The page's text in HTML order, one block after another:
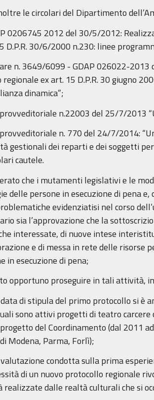
le circolari del Dipartimento
0206745 2012 del 30/5/2012:
D.P.R. 30/6/2000 n.230: linee
n. 3649/6099 - GDAP 026022-
regionale ex art. 15 D.P.R. 30 giugno
dinamica”;
n.22003 del 25/7/2013
n. 770 del 24/7/2014:
gestionali dei reparti e dei soggetti
cautele.
che i mutamenti legislativi e le
delle persone in esecuzione di pena
evidenziatisi nel corso
sia l’approvazione che la
interessate, di nuove intese
e di messa in rete delle risorse
in esecuzione di pena;
opportuno proseguire in tali attività,
di stipula del primo protocollo si è
sono attivi progetti di teatro
del Coordinamento (dal 2011
Modena, Parma, Forlì);
condotta sulla prima
di un nuovo protocollo regionale
dalle realtà culturali che si